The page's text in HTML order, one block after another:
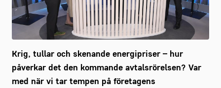
Krig, tullar och skenande energipriser – hur
påverkar det den kommande avtalsrörelsen? Var
med när vi tar tempen på företagens